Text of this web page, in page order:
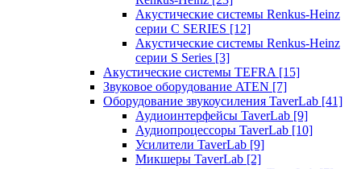
Акустические системы Renkus-Heinz
серии C SERIES [12]
Акустические системы Renkus-Heinz
серии S Series [3]
Акустические системы TEFRA [15]
Звуковое оборудование ATEN [7]
Оборудование звукоусиления TaverLab [41]
Аудиоинтерфейсы TaverLab [9]
Аудиопроцессоры TaverLab [10]
Усилители TaverLab [9]
Микшеры TaverLab [2]